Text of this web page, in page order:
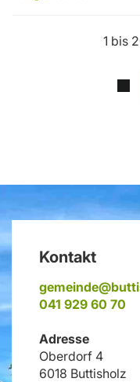
1 bis
Fussbereich
Kontakt
041 929 60 70
Adresse
Oberdorf 4
6018 Buttisholz